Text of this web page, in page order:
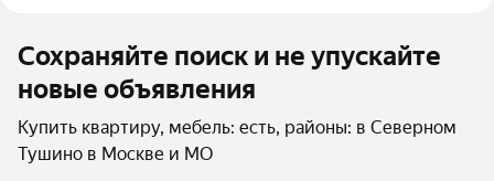
Сохраняйте поиск и не упускайте
новые объявления
Купить квартиру, мебель: есть, районы: в Северном
Тушино в Москве и МО